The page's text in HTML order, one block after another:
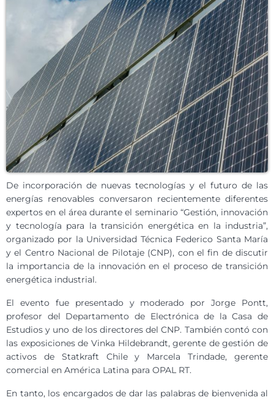
De incorporación de nuevas tecnologías y el futuro de las
energías renovables conversaron recientemente diferentes
expertos en el área durante el seminario “Gestión, innovación
y tecnología para la transición energética en la industria”,
organizado por la Universidad Técnica Federico Santa María
y el Centro Nacional de Pilotaje (CNP), con el fin de discutir
la importancia de la innovación en el proceso de transición
energética industrial.
El evento fue presentado y moderado por Jorge Pontt,
profesor del Departamento de Electrónica de la Casa de
Estudios y uno de los directores del CNP. También contó con
las exposiciones de Vinka Hildebrandt, gerente de gestión de
activos de Statkraft Chile y Marcela Trindade, gerente
comercial en América Latina para OPAL RT.
En tanto, los encargados de dar las palabras de bienvenida al